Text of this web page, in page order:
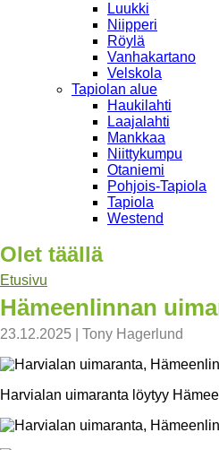
Luukki
Niipperi
Röylä
Vanhakartano
Velskola
Tapiolan alue
Haukilahti
Laajalahti
Mankkaa
Niittykumpu
Otaniemi
Pohjois-Tapiola
Tapiola
Westend
Olet täällä
Etusivu
Hämeenlinnan
23.12.2025 Tony Hagerlund
Harvialan uimaranta löytyy